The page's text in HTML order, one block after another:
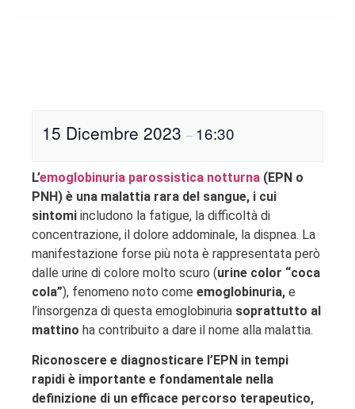
15 Dicembre 2023 – 16:30
L’emoglobinuria parossistica notturna (EPN o
PNH) è una malattia rara del sangue, i cui
sintomi includono la fatigue, la difficoltà di
concentrazione, il dolore addominale, la dispnea. La
manifestazione forse più nota è rappresentata però
dalle urine di colore molto scuro (urine color “coca
cola”), fenomeno noto come emoglobinuria, e
l’insorgenza di questa emoglobinuria soprattutto al
mattino ha contribuito a dare il nome alla malattia.
Riconoscere e diagnosticare l’EPN in tempi
rapidi è importante e fondamentale nella
definizione di un efficace percorso terapeutico,